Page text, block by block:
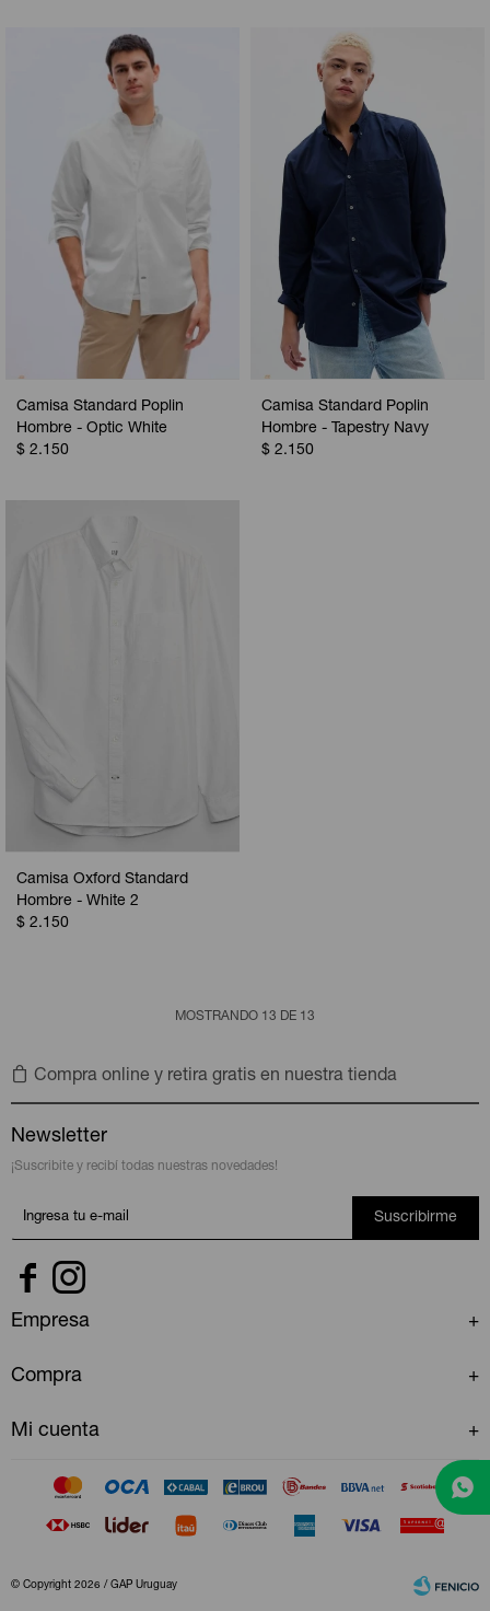
Camisa Standard Poplin
Hombre - Optic White
$ 2.150
Camisa Standard Poplin
Hombre - Tapestry Navy
$ 2.150
Camisa Oxford Standard
Hombre - White 2
$ 2.150
MOSTRANDO 13 DE 13
Compra online y retira gratis en nuestra tienda
Newsletter
¡Suscribite y recibí todas nuestras novedades!
Suscribirme
 
Empresa
Compra
Mi cuenta
© Copyright 2026 / GAP Uruguay